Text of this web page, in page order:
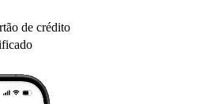
de crédito